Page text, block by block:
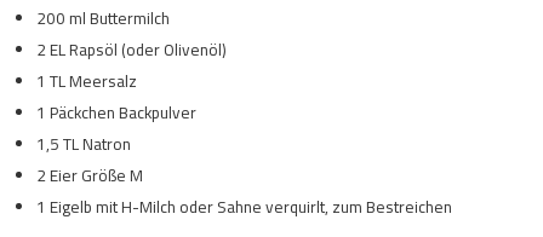
200 ml Buttermilch
2 EL Rapsöl (oder Olivenöl)
1 TL Meersalz
1 Päckchen Backpulver
1,5 TL Natron
2 Eier Größe M
1 Eigelb mit H-Milch oder Sahne verquirlt, zum Bestreichen